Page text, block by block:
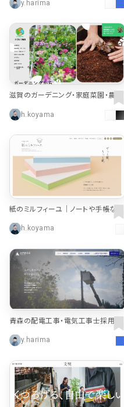
y.harima
滋賀のガーデニング・家庭菜園・農業
h.koyama
紙のミルフィーユ｜ノートや手帳など
を中心としたデザイン文具・雑貨ブラ
ンドh.koyama
青森の配電工事・電気工事士採用｜
株式会社アペック【東北電力指定の
配電工事会社】
y.harima